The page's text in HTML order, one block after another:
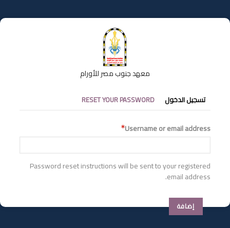
إلى
المحتوى
معهد جنوب مصر للأورام
التبويبات
الأساسية
تسجيل الدخول RESET YOUR PASSWORD
Username or email address
Password reset instructions will be sent to your registered
email address.